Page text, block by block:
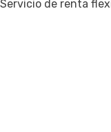
Servicio de renta